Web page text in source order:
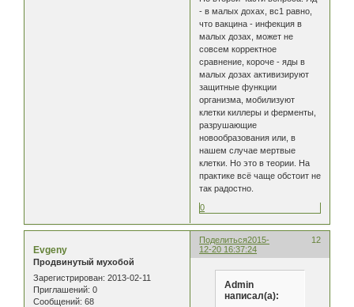
- в малых дохах, вс1 равно,
что вакцина - инфекция в
малых дозах, может не
совсем корректное
сравнение, короче - яды в
малых дозах активизируют
защитные функции
организма, мобилизуют
клетки киллеры и ферменты,
разрушающие
новообразования или, в
нашем случае мертвые
клетки. Но это в теории. На
практике всё чаще обстоит не
так радостно.
0
Поделиться 12
2015-
12-20 16:37:24
Evgeny
Продвинутый мухобой
Зарегистрирован: 2013-02-11
Приглашений: 0
Сообщений: 68
Admin
написал(а):